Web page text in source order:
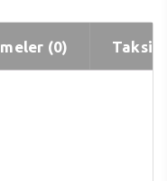
(0) Taksit